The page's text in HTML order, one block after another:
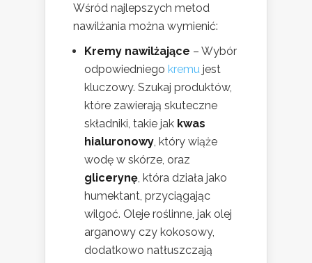
Wśród najlepszych metod
nawilżania można wymienić:
Kremy nawilżające – Wybór
odpowiedniego kremu jest
kluczowy. Szukaj produktów,
które zawierają skuteczne
składniki, takie jak kwas
hialuronowy, który wiąże
wodę w skórze, oraz
glicerynę, która działa jako
humektant, przyciągając
wilgoć. Oleje roślinne, jak olej
arganowy czy kokosowy,
dodatkowo natłuszczają